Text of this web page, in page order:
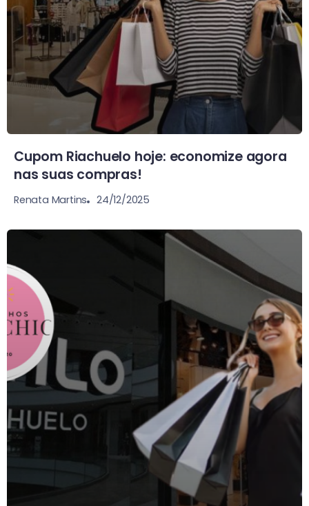
Cupom Riachuelo hoje: economize agora
nas suas compras!
Renata Martins 24/12/2025